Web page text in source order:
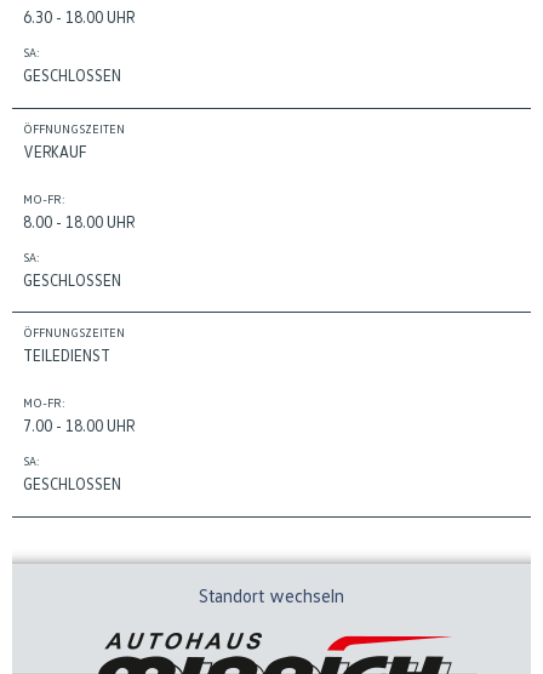
6.30 - 18.00 UHR
SA:
GESCHLOSSEN
ÖFFNUNGSZEITEN
VERKAUF
MO-FR:
8.00 - 18.00 UHR
SA:
GESCHLOSSEN
ÖFFNUNGSZEITEN
TEILEDIENST
MO-FR:
7.00 - 18.00 UHR
SA:
GESCHLOSSEN
Standort wechseln